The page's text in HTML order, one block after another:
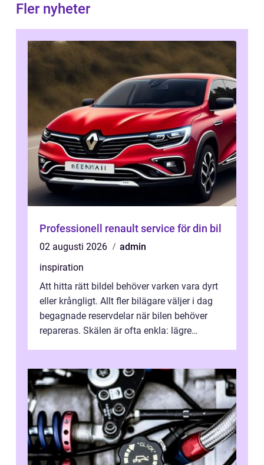
Fler nyheter
Professionell renault service för din bil
02 augusti 2026
admin
inspiration
Att hitta rätt bildel behöver varken vara dyrt
eller krångligt. Allt fler bilägare väljer i dag
begagnade reservdelar när bilen behöver
repareras. Skälen är ofta enkla: lägre